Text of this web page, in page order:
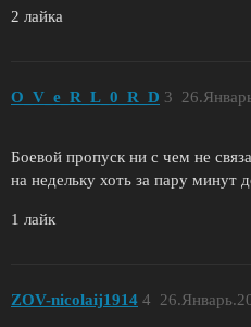
2 лайка
O_V_e_R_L_0_R_D 3
Боевой пропуск ни с чем не
на недельку хоть за пару минут
1 лайк
ZОV-nicolaij1914 4